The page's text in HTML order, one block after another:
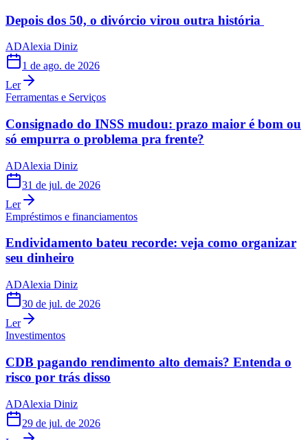
Depois dos 50, o divórcio virou outra história
ADAlexia Diniz
1 de ago. de 2026
Ler
Ferramentas e Serviços
Consignado do INSS mudou: prazo maior é bom ou
só empurra o problema pra frente?
ADAlexia Diniz
31 de jul. de 2026
Ler
Empréstimos e financiamentos
Endividamento bateu recorde: veja como organizar
seu dinheiro
ADAlexia Diniz
30 de jul. de 2026
Ler
Investimentos
CDB pagando rendimento alto demais? Entenda o
risco por trás disso
ADAlexia Diniz
29 de jul. de 2026